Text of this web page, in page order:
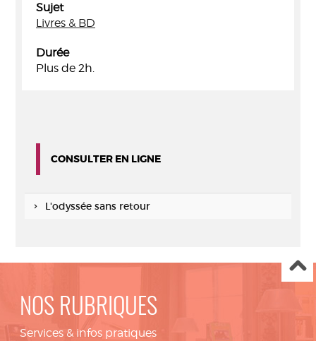
Sujet
Livres & BD
Durée
Plus de 2h.
CONSULTER EN LIGNE
L'odyssée sans retour
NOS RUBRIQUES
Services & infos pratiques